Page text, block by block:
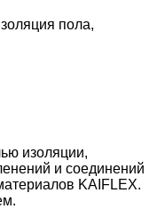
пола,
изоляции,
и соединений
KAIFLEX.